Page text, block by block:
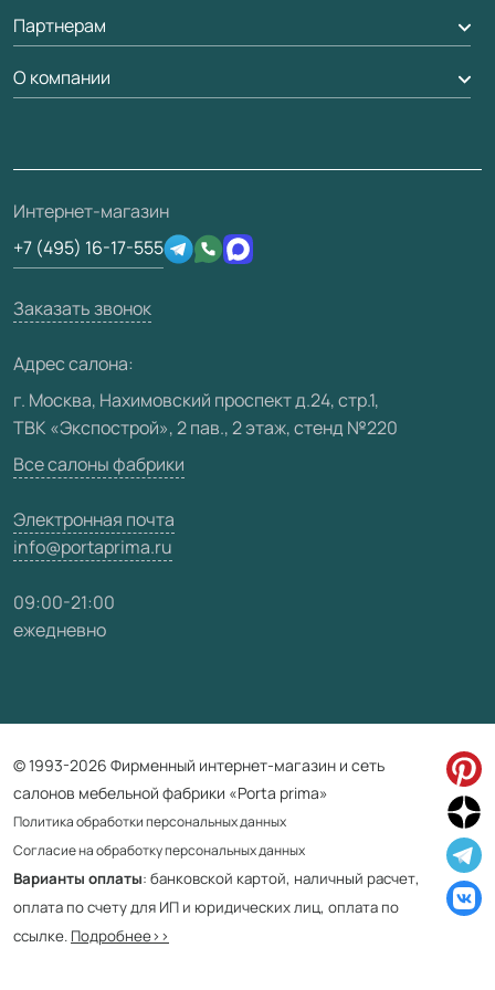
Рейки, баффели, стеллажи
Погонаж
Гарантия
Вопрос-ответ
Отзывы клиентов
Техническая информация
Юридическая информация
Вызов замерщика
Доставка
Партнерам
Дизайнерам / архитекторам
Скачать материалы
3D-модели
О компании
О фабрике
Сертификаты
Производство
Вакансии
Видео
Карта сайта
Интернет-магазин
+7 (495) 16-17-555
Заказать звонок
Адрес салона:
г. Москва, Нахимовский проспект д.24, стр.1,
ТВК «Экспострой», 2 пав., 2 этаж, стенд №220
Все салоны фабрики
Электронная почта
info@portaprima.ru
09:00-21:00
ежедневно
© 1993-2026 Фирменный интернет-магазин и сеть
салонов мебельной фабрики «Porta prima»
Политика обработки персональных данных
Согласие на обработку персональных данных
Варианты оплаты: банковской картой, наличный расчет,
оплата по счету для ИП и юридических лиц, оплата по
ссылке. Подробнее>>